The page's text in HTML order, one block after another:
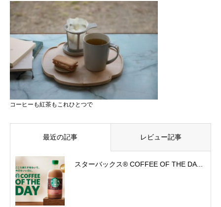
コーヒーも紅茶もこれひとつで
最近の記事 レビュー記事
スターバックス® COFFEE OF THE DA...